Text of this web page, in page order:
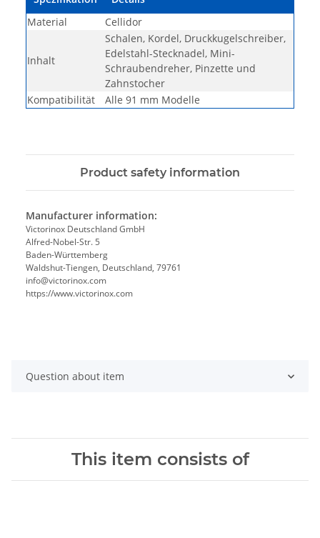
Material
Cellidor
Inhalt
Schalen, Kordel, Druckkugelschreiber,
Edelstahl-Stecknadel, Mini-
Schraubendreher, Pinzette und
Zahnstocher
Kompatibilität
Alle 91 mm Modelle
Product safety information
Manufacturer information:
Victorinox Deutschland GmbH
Alfred-Nobel-Str. 5
Baden-Württemberg
Waldshut-Tiengen, Deutschland, 79761
info@victorinox.com
https://www.victorinox.com
Question about item
This item consists of